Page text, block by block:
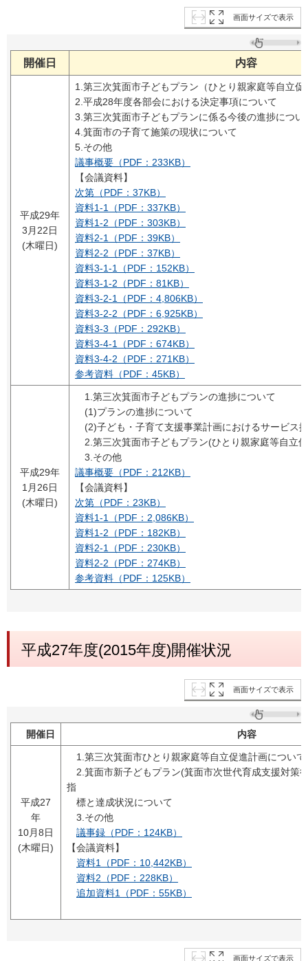
画面サイズで表示
開催日 内容
平成29年
3月22日
(木曜日)
1.第三次箕面市子どもプラン（ひとり親家庭等自立促
2.平成28年度各部会における決定事項について
3.第三次箕面市子どもプランに係る今後の進捗につい
4.箕面市の子育て施策の現状について
5.その他
議事概要（PDF：233KB）
【会議資料】
次第（PDF：37KB）
資料1-1（PDF：337KB）
資料1-2（PDF：303KB）
資料2-1（PDF：39KB）
資料2-2（PDF：37KB）
資料3-1-1（PDF：152KB）
資料3-1-2（PDF：81KB）
資料3-2-1（PDF：4,806KB）
資料3-2-2（PDF：6,925KB）
資料3-3（PDF：292KB）
資料3-4-1（PDF：674KB）
資料3-4-2（PDF：271KB）
参考資料（PDF：45KB）
平成29年
1月26日
(木曜日)
1.第三次箕面市子どもプランの進捗について
(1)プランの進捗について
(2)子ども・子育て支援事業計画におけるサービス
2.第三次箕面市子どもプラン(ひとり親家庭等自立
3.その他
議事概要（PDF：212KB）
【会議資料】
次第（PDF：23KB）
資料1-1（PDF：2,086KB）
資料1-2（PDF：182KB）
資料2-1（PDF：230KB）
資料2-2（PDF：274KB）
参考資料（PDF：125KB）
平成27年度(2015年度)開催状況
画面サイズで表示
開催日 内容
平成27
年
10月8日
(木曜日)
1.第三次箕面市ひとり親家庭等自立促進計画について
2.箕面市新子どもプラン(箕面市次世代育成支援対策
指
標と達成状況について
3.その他
議事録（PDF：124KB）
【会議資料】
資料1（PDF：10,442KB）
資料2（PDF：228KB）
追加資料1（PDF：55KB）
画面サイズで表示